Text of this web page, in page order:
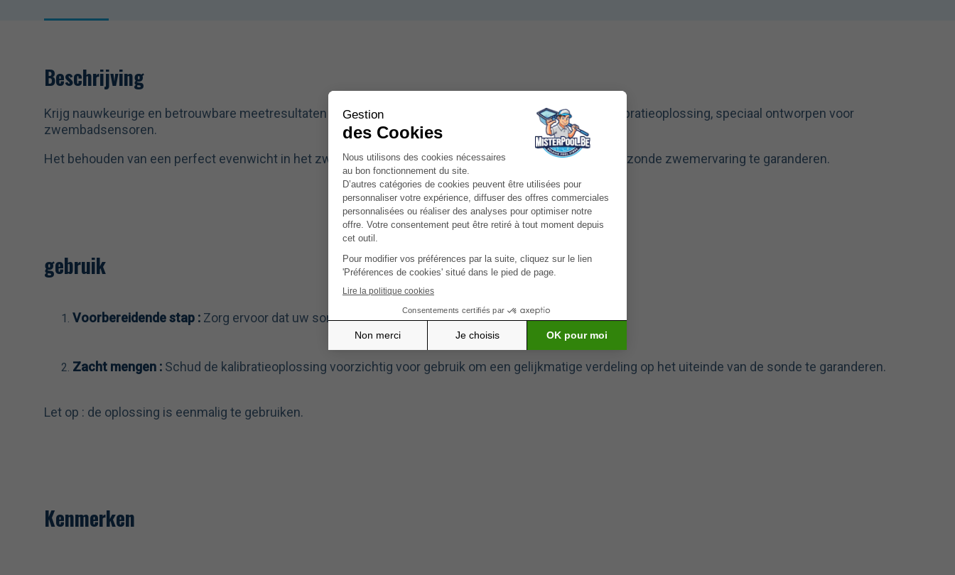
Beschrijving
Krijg nauwkeurige en betrouwbare meetresultaten voor de pH van uw zwembad met onze pH 10,01 kalibratieoplossing, speciaal ontworpen voor
zwembadsensoren.
Het behouden van een perfect evenwicht in het zwembadwater is essentieel om een aangename en gezonde zwemervaring te garanderen.
gebruik
Voorbereidende stap : Zorg ervoor dat uw sonde schoon is vóór de kalibratie.
Zacht mengen : Schud de kalibratieoplossing voorzichtig voor gebruik om een gelijkmatige verdeling op het uiteinde van de sonde te garanderen.
Let op : de oplossing is eenmalig te gebruiken.
Kenmerken